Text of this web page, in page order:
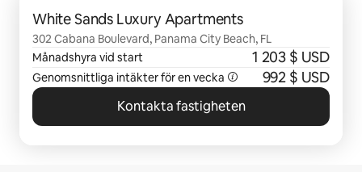
White Sands Luxury Apartments
302 Cabana Boulevard, Panama City Beach, FL
Månadshyra vid start
1 203 $ USD
Genomsnittliga intäkter för en vecka 992 $ USD
Kontakta fastigheten